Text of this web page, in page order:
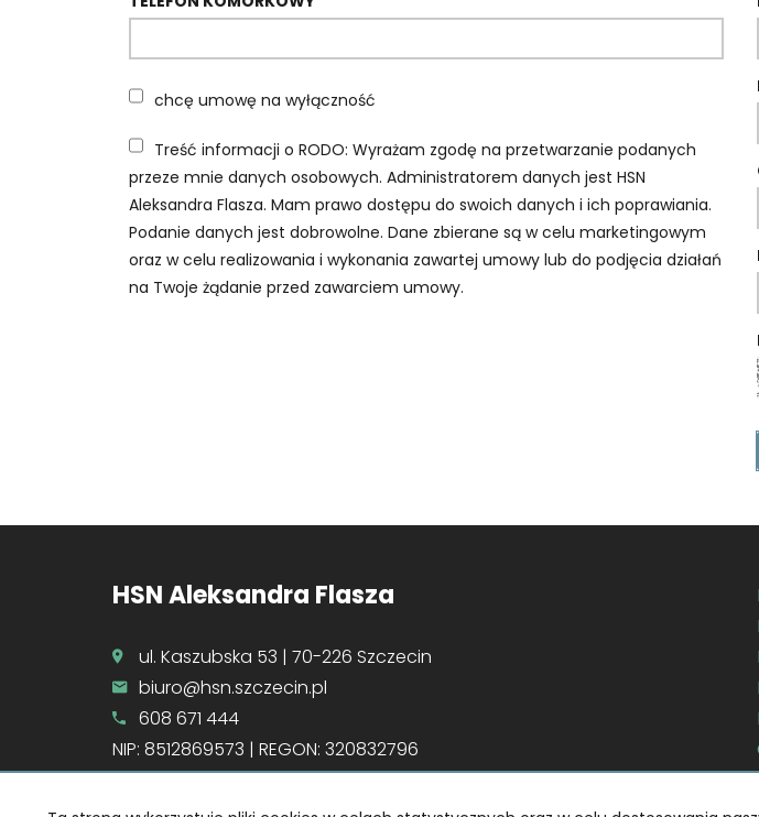
chcę umowę na wyłączność
Treść informacji o RODO: Wyrażam zgodę na przetwarzanie podanych
przeze mnie danych osobowych. Administratorem danych jest HSN
Aleksandra Flasza. Mam prawo dostępu do swoich danych i ich poprawiania.
Podanie danych jest dobrowolne. Dane zbierane są w celu marketingowym
oraz w celu realizowania i wykonania zawartej umowy lub do podjęcia działań
na Twoje żądanie przed zawarciem umowy.
HSN Aleksandra Flasza
ul. Kaszubska 53 | 70-226 Szczecin
biuro@hsn.szczecin.pl
608 671 444
NIP: 8512869573 | REGON: 320832796
Strona główna Home staging Kontakt Notatnik